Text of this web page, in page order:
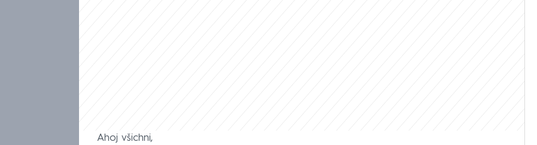
Ahoj všichni,